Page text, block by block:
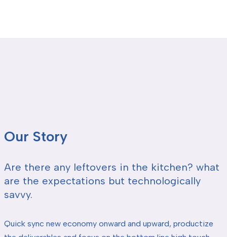
Our Story
Are there any leftovers in the kitchen? what
are the expectations but technologically
savvy.
Quick sync new economy onward and upward, productize